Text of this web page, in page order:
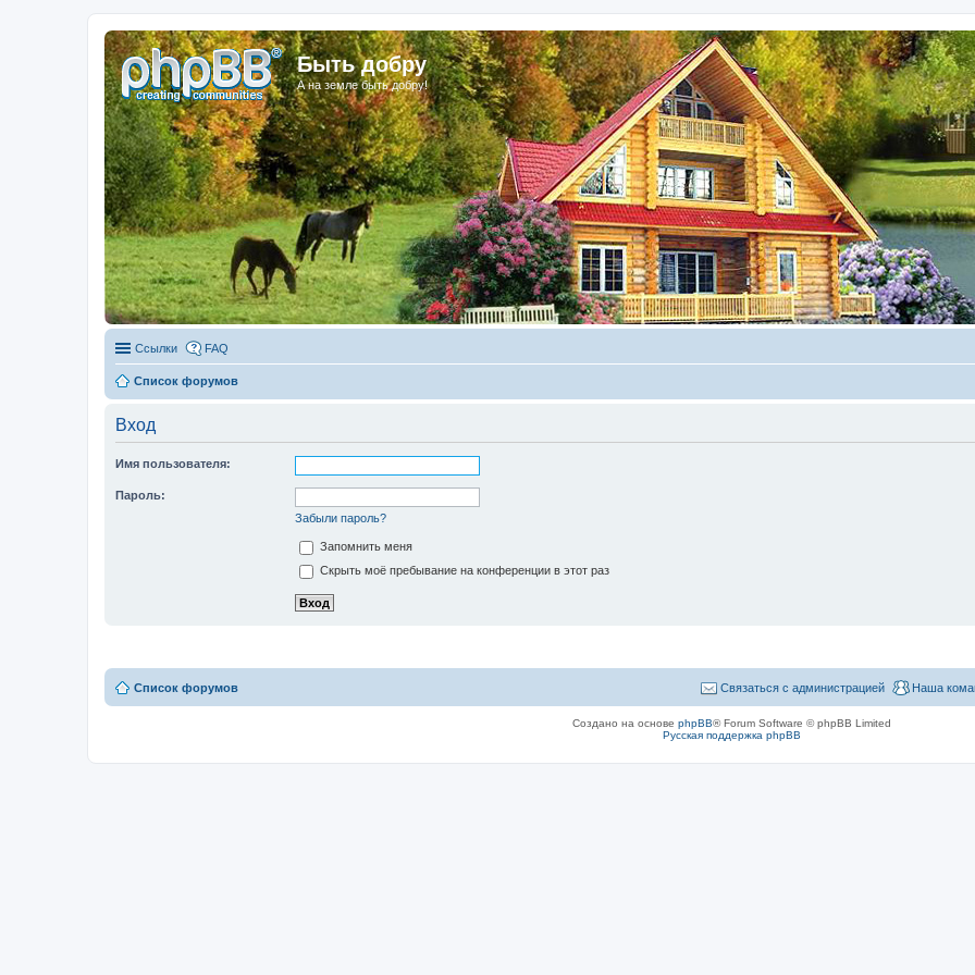
Быть добру
А на земле быть добру!
Ссылки FAQ
Список форумов
Вход
Имя пользователя:
Пароль:
Забыли пароль?
Запомнить меня
Скрыть моё пребывание на конференции в этот раз
Список форумов Наша
Связаться с администрацией
Создано на основе phpBB® Forum Software © phpBB Limited
Русская поддержка phpBB